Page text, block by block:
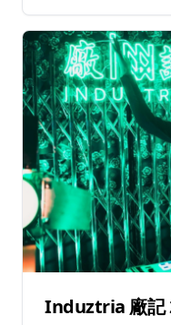
Blend 四種完全唔同嘅風格。同一個舞台。一晚
搞掂。唔論你鍾意
晚都有你份。唔
得。 到時見！ 📅 日期：2026年7月1日（星期
三） ⏰ 時間：晚
90號豫港大廈1樓
Induztria 廠記